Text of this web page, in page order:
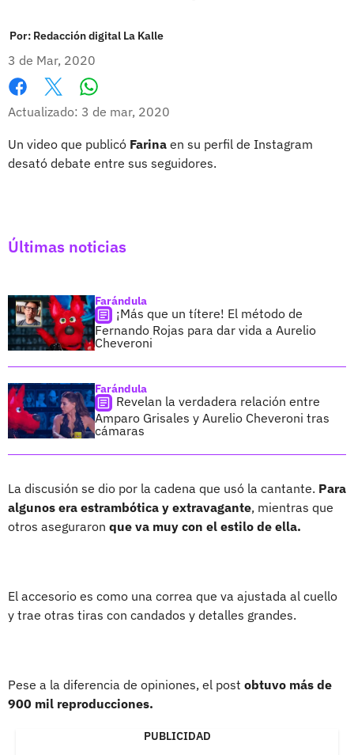
Por: Redacción digital La Kalle
3 de Mar, 2020
Facebook
X
Actualizado: 3 de mar, 2020
Un video que publicó Farina en su perfil de Instagram
desató debate entre sus seguidores.
Últimas noticias
Farándula
¡Más que un títere! El método de
Fernando Rojas para dar vida a Aurelio
Cheveroni
Farándula
Revelan la verdadera relación entre
Amparo Grisales y Aurelio Cheveroni tras
cámaras
La discusión se dio por la cadena que usó la cantante. Para
algunos era estrambótica y extravagante, mientras que
otros aseguraron que va muy con el estilo de ella.
El accesorio es como una correa que va ajustada al cuello
y trae otras tiras con candados y detalles grandes.
Pese a la diferencia de opiniones, el post obtuvo más de
900 mil reproducciones.
PUBLICIDAD